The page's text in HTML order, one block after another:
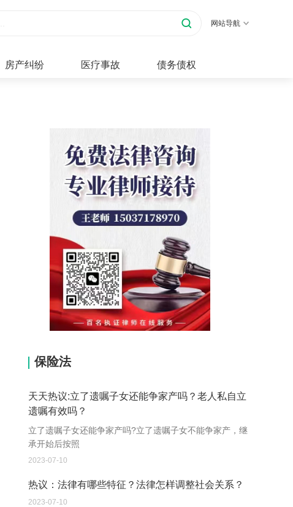
网站导航
房产纠纷 医疗事故 债务债权
保险法
天天热议:立了遗嘱子女还能争家产吗？老人私自立
遗嘱有效吗？
立了遗嘱子女还能争家产吗?立了遗嘱子女不能争家产，继
承开始后按照
2023-07-10
热议：法律有哪些特征？法律怎样调整社会关系？
2023-07-10